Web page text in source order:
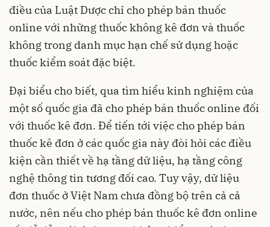
điều của Luật Dược chỉ cho phép bán thuốc
online với những thuốc không kê đơn và thuốc
không trong danh mục hạn chế sử dụng hoặc
thuốc kiểm soát đặc biệt.
Đại biểu cho biết, qua tìm hiểu kinh nghiệm của
một số quốc gia đã cho phép bán thuốc online đối
với thuốc kê đơn. Để tiến tới việc cho phép bán
thuốc kê đơn ở các quốc gia này đòi hỏi các điều
kiện cần thiết về hạ tầng dữ liệu, hạ tầng công
nghệ thông tin tương đối cao. Tuy vậy, dữ liệu
đơn thuốc ở Việt Nam chưa đồng bộ trên cả cả
nước, nên nếu cho phép bán thuốc kê đơn online